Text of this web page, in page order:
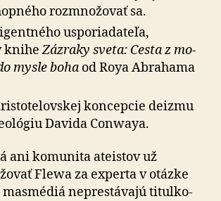
roz­mno­žo­vať sa.
usporiadateľa,
kniheZázraky sveta: Cesta z mo­
mysle boha od Roya Abra­hama
koncepcie deizmu
Davida Conwaya.
ani komunita ateistov už
Flewa za ex­perta v otázke
mas­médiá ne­pre­stá­vajú ti­tul­ko­